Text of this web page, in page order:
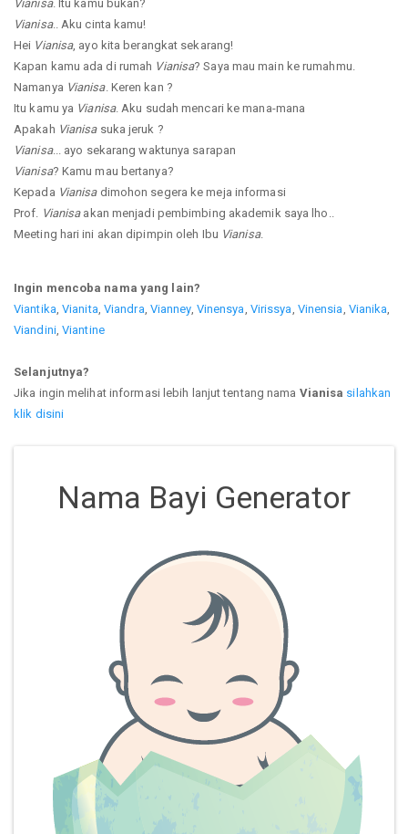
Vianisa. Itu kamu bukan?
Vianisa.. Aku cinta kamu!
Hei Vianisa, ayo kita berangkat sekarang!
Kapan kamu ada di rumah Vianisa? Saya mau main ke rumahmu.
Namanya Vianisa. Keren kan ?
Itu kamu ya Vianisa. Aku sudah mencari ke mana-mana
Apakah Vianisasuka jeruk ?
Vianisa... ayo sekarang waktunya sarapan
Vianisa? Kamu mau bertanya?
Kepada Vianisadimohon segera ke meja informasi
Prof. Vianisaakan menjadi pembimbing akademik saya lho..
Meeting hari ini akan dipimpin oleh Ibu Vianisa.
Ingin mencoba nama yang lain?
Viantika ,Vianita Viandra Vianney, Vinensya Virissya Vinensia Vianika
Viandini,Viantine
Selanjutnya?
Jika ingin melihat informasi lebih lanjut tentang nama Vianisa silahkan
klik disini
Nama Bayi Generator